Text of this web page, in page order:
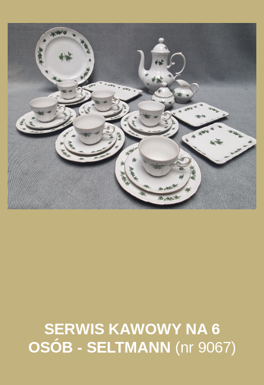
SERWIS KAWOWY NA 6
OSÓB - SELTMANN (nr 9067)